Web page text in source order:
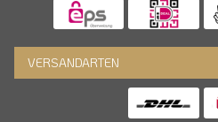
VERSANDARTEN